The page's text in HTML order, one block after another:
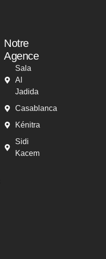
Notre
Agence
Sala
Al
Jadida
Casablanca
Kénitra
Sidi
Kacem